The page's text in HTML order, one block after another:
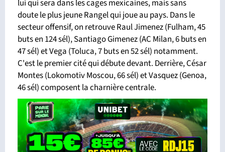
lui qui sera dans les cages mexicaines, mais sans
doute le plus jeune Rangel qui joue au pays. Dans le
secteur offensif, on retrouve Raul Jimenez (Fulham, 45
buts en 124 sél), Santiago Gimenez (AC Milan, 6 buts en
47 sél) et Vega (Toluca, 7 buts en 52 sél) notamment.
C'est le premier cité qui débute devant. Derrière, César
Montes (Lokomotiv Moscou, 66 sél) et Vasquez (Genoa,
46 sél) composent la charnière centrale.